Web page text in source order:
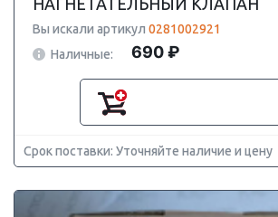
НАГНЕТАТЕЛЬНЫЙ КЛАПАН
Вы искали артикул 0281002921
Наличные:
690 ₽
Срок поставки: Уточняйте наличие и цену